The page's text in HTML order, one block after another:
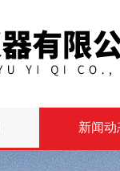
新闻动